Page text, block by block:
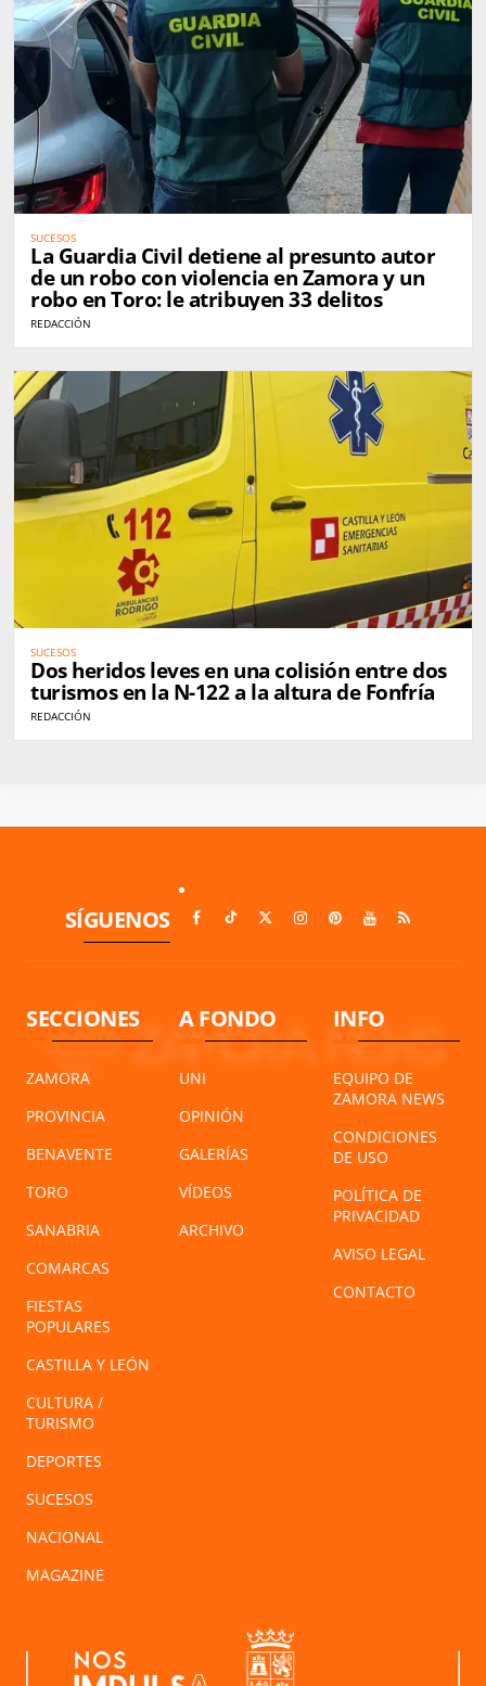
SUCESOS
La Guardia Civil detiene al presunto autor
de un robo con violencia en Zamora y un
robo en Toro: le atribuyen 33 delitos
REDACCIÓN
SUCESOS
Dos heridos leves en una colisión entre dos
turismos en la N-122 a la altura de Fonfría
REDACCIÓN
SÍGUENOS
SECCIONES
ZAMORA
PROVINCIA
BENAVENTE
TORO
SANABRIA
COMARCAS
FIESTAS
POPULARES
CASTILLA Y LEÓN
CULTURA /
TURISMO
DEPORTES
SUCESOS
NACIONAL
MAGAZINE
A FONDO
UNI
OPINIÓN
GALERÍAS
VÍDEOS
ARCHIVO
INFO
EQUIPO DE
ZAMORA NEWS
CONDICIONES
DE USO
POLÍTICA DE
PRIVACIDAD
AVISO LEGAL
CONTACTO